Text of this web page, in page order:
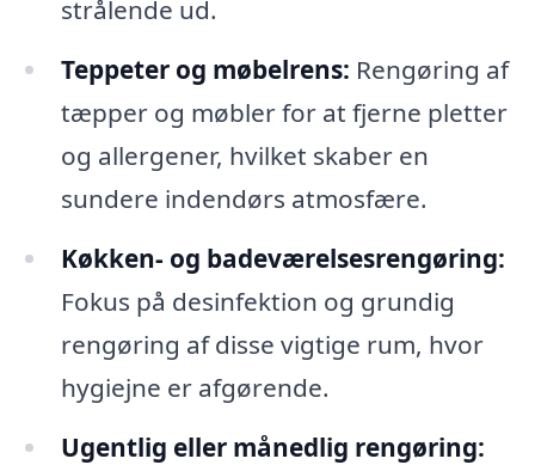
strålende ud.
Teppeter og møbelrens: Rengøring af
tæpper og møbler for at fjerne pletter
og allergener, hvilket skaber en
sundere indendørs atmosfære.
Køkken- og badeværelsesrengøring:
Fokus på desinfektion og grundig
rengøring af disse vigtige rum, hvor
hygiejne er afgørende.
Ugentlig eller månedlig rengøring: